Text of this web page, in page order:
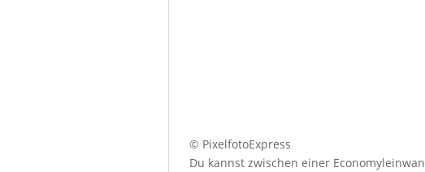
© PixelfotoExpress
Du kannst zwischen einer